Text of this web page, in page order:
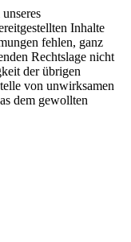
Inhalte
fehlen, ganz
Rechtslage nicht
der übrigen
von unwirksamen
dem gewollten